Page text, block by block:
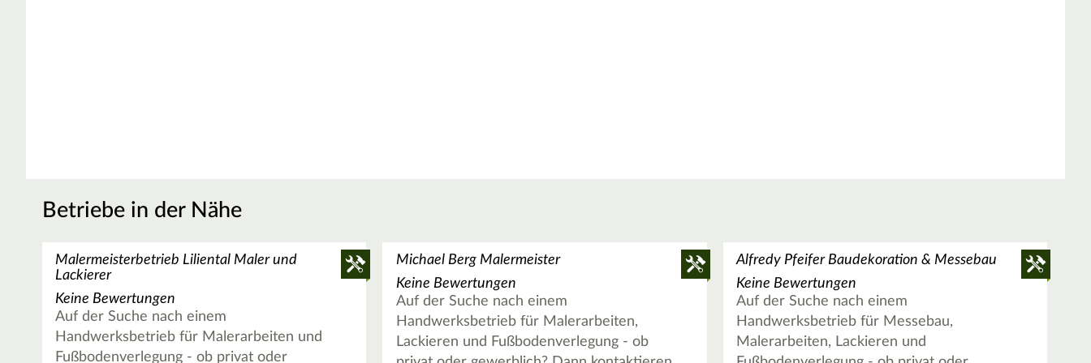
Betriebe in der Nähe
Malermeisterbetrieb Liliental Maler und
Lackierer
Keine Bewertungen
Auf der Suche nach einem
Handwerksbetrieb für Malerarbeiten und
Fußbodenverlegung - ob privat oder
Michael Berg Malermeister
Keine Bewertungen
Auf der Suche nach einem
Handwerksbetrieb für Malerarbeiten,
Lackieren und Fußbodenverlegung - ob
Alfredy Pfeifer Baudekoration & Messebau
Keine Bewertungen
Auf der Suche nach einem
Handwerksbetrieb für Messebau,
Malerarbeiten, Lackieren und